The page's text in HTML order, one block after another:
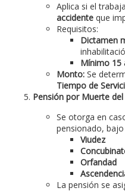
Aplica si el
accidente que
Requisitos:
Dictamen
Mínimo 15
Monto: Se
Tiempo de
Pensión por Muerte
Se otorga en
pensionado,
Viudez
Orfandad
La pensión se